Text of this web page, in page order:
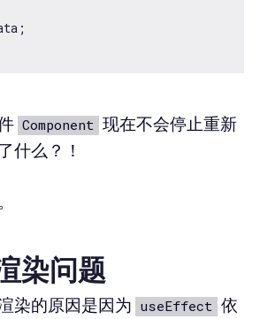
Component 现在不会停止重新
什么？！
染问题
染的原因是因为 useEffect 依